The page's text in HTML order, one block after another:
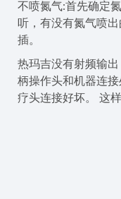
不喷氮气:首先确定
听，有没有氮气喷
插。
热玛吉没有射频输
柄操作头和机器连
疗头连接好坏。 这